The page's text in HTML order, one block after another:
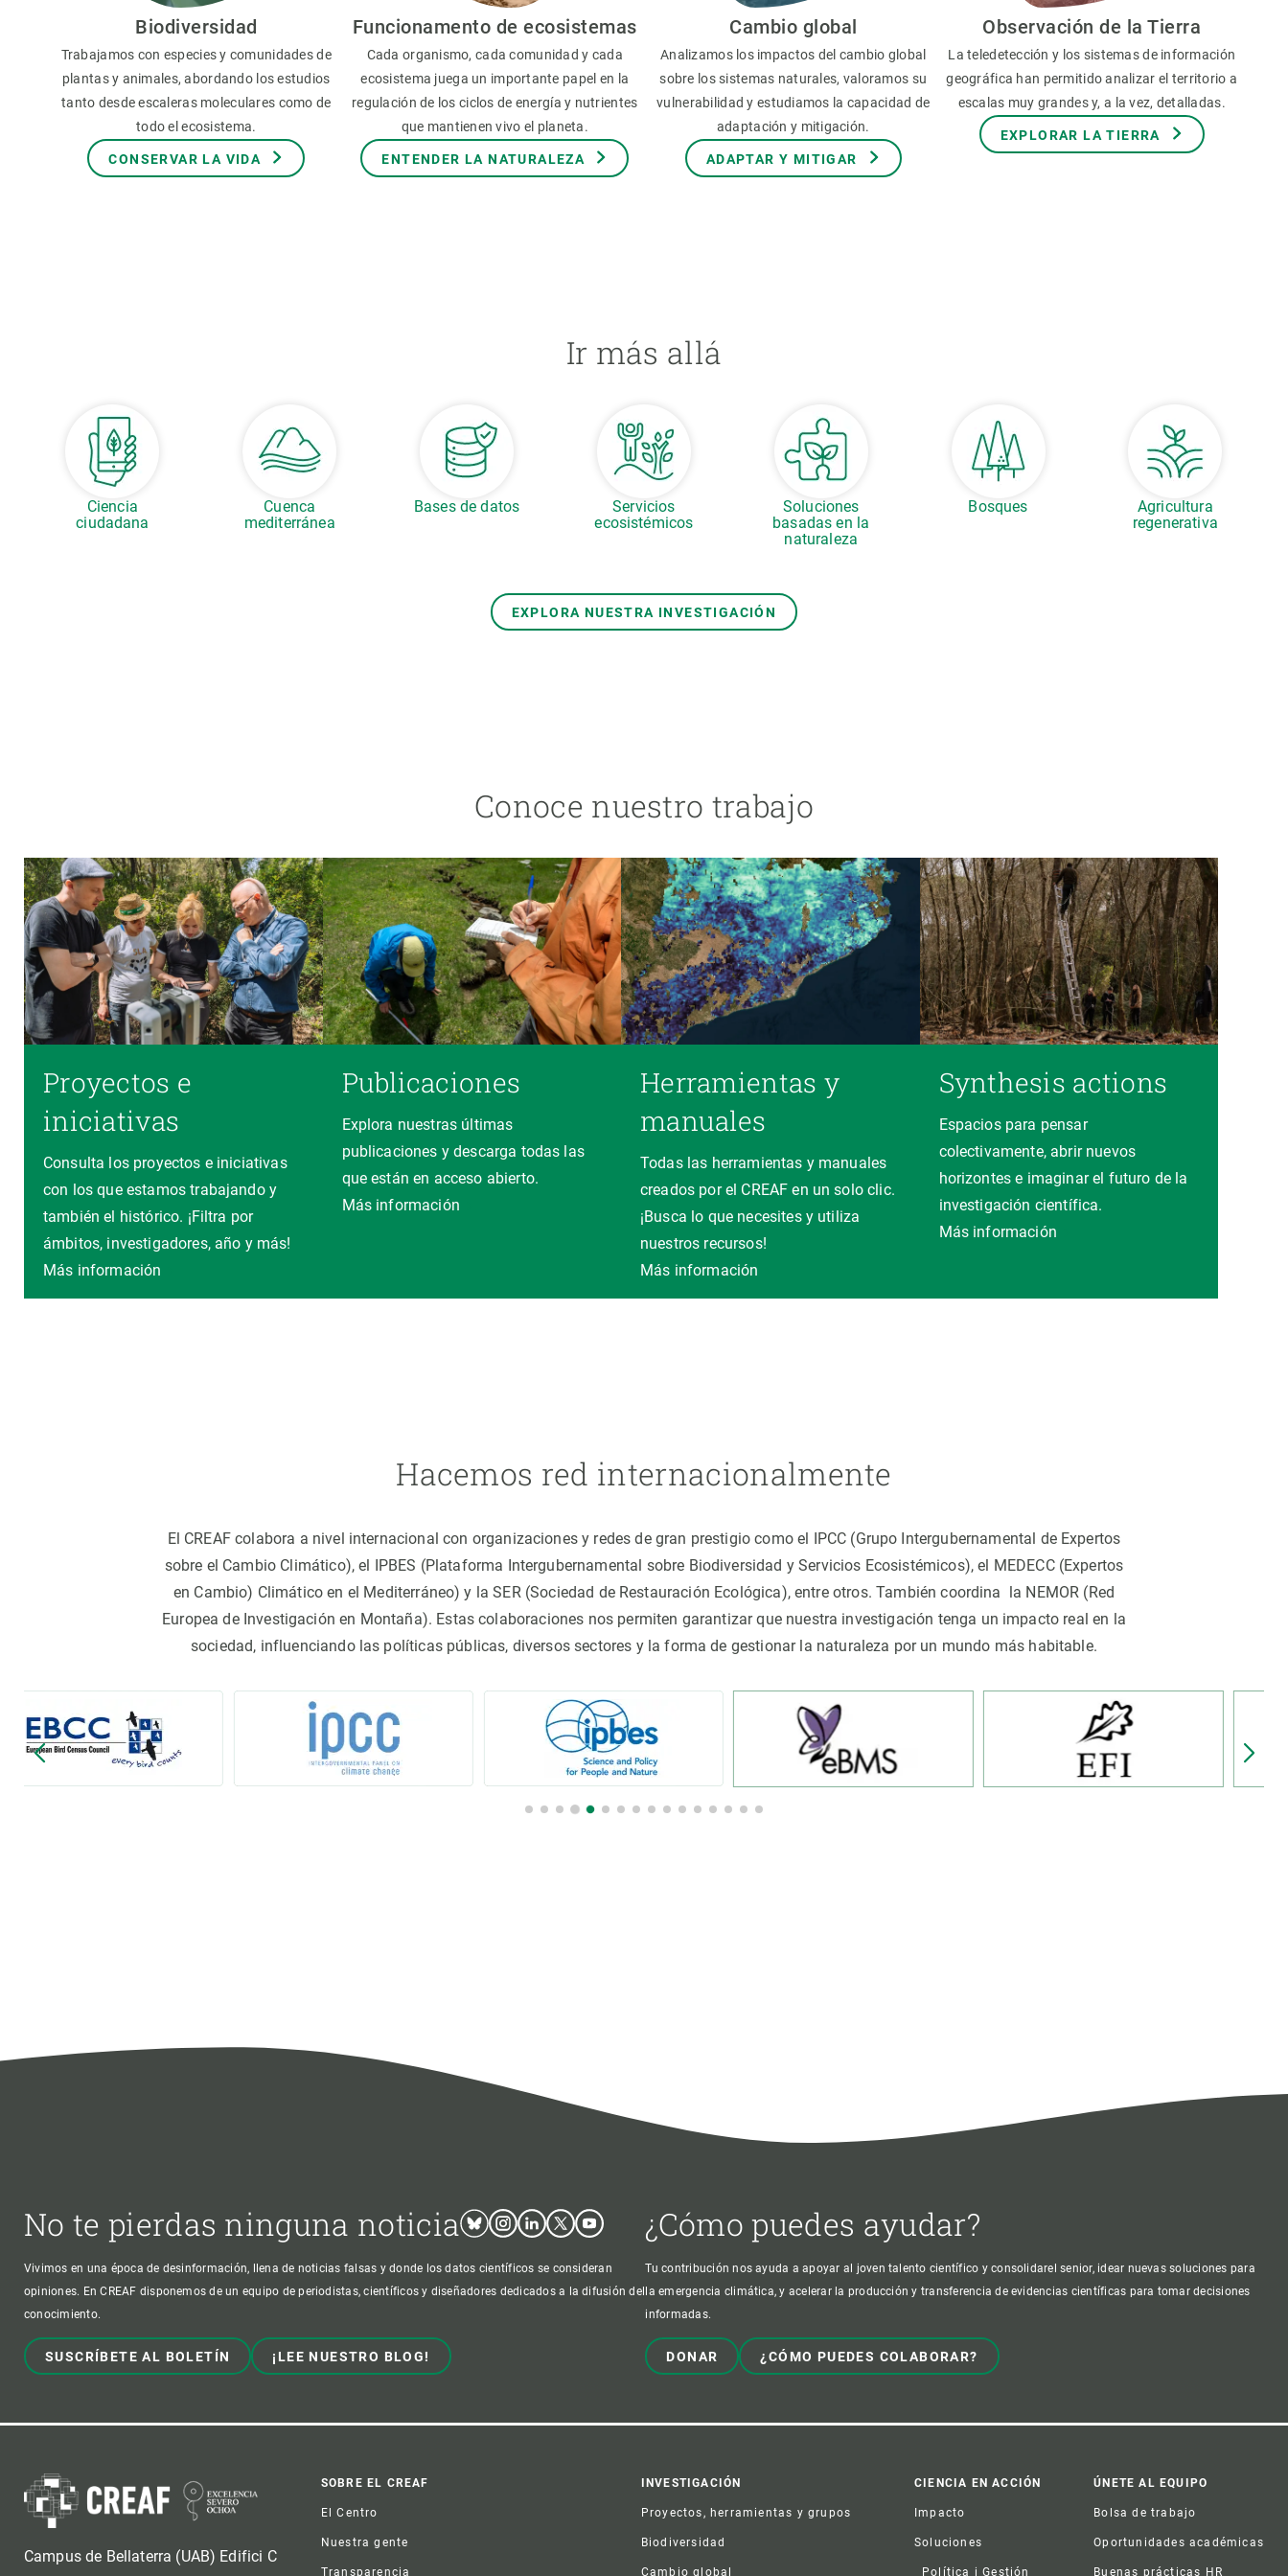
Biodiversidad
Trabajamos con especies y comunidades de
plantas y animales, abordando los estudios
tanto desde escaleras moleculares como de
todo el ecosistema.
CONSERVAR LA VIDA
Funcionamento de ecosistemas
Cada organismo, cada comunidad y cada
ecosistema juega un importante papel en la
regulación de los ciclos de energía y nutrientes
que mantienen vivo el planeta.
ENTENDER LA NATURALEZA
Cambio global
Analizamos los impactos del cambio global
sobre los sistemas naturales, valoramos su
vulnerabilidad y estudiamos la capacidad de
adaptación y mitigación.
ADAPTAR Y MITIGAR
Observación de la Tierra
La teledetección y los sistemas de información
geográfica han permitido analizar el territorio a
escalas muy grandes y, a la vez, detalladas.
EXPLORAR LA TIERRA
Ir más allá
Ciencia
ciudadana
Cuenca
mediterránea
Bases de datos
Servicios
ecosistémicos
Soluciones
basadas en la
naturaleza
Bosques
Agricultura
regenerativa
EXPLORA NUESTRA INVESTIGACIÓN
Conoce nuestro trabajo
Proyectos e
iniciativas
Consulta los proyectos e iniciativas
con los que estamos trabajando y
también el histórico. ¡Filtra por
ámbitos, investigadores, año y más!
Más información
Publicaciones
Explora nuestras últimas
publicaciones y descarga todas las
que están en acceso abierto.
Más información
Herramientas y
manuales
Todas las herramientas y manuales
creados por el CREAF en un solo clic.
¡Busca lo que necesites y utiliza
nuestros recursos!
Más información
Synthesis actions
Espacios para pensar
colectivamente, abrir nuevos
horizontes e imaginar el futuro de la
investigación científica.
Más información
Hacemos red internacionalmente
El CREAF colabora a nivel internacional con organizaciones y redes de gran prestigio como el IPCC (Grupo Intergubernamental de Expertos
sobre el Cambio Climático), el IPBES (Plataforma Intergubernamental sobre Biodiversidad y Servicios Ecosistémicos), el MEDECC (Expertos
en Cambio) Climático en el Mediterráneo) y la SER (Sociedad de Restauración Ecológica), entre otros. También coordina la NEMOR (Red
Europea de Investigación en Montaña). Estas colaboraciones nos permiten garantizar que nuestra investigación tenga un impacto real en la
sociedad, influenciando las políticas públicas, diversos sectores y la forma de gestionar la naturaleza por un mundo más habitable.
No te pierdas ninguna noticiaBlueskyInstagram
LinkedinTwitterYoutube
Vivimos en una época de desinformación, llena de noticias falsas y donde los datos científicos se consideran
opiniones. En CREAF disponemos de un equipo de periodistas, científicos y diseñadores dedicados a la difusión del
conocimiento.
SUSCRÍBETE AL BOLETÍN ¡LEE NUESTRO BLOG!
¿Cómo puedes ayudar?
Tu contribución nos ayuda a apoyar al joven talento científico y consolidarel senior, idear nuevas soluciones para
la emergencia climática, y acelerar la producción y transferencia de evidencias científicas para tomar decisiones
informadas.
DONAR ¿CÓMO PUEDES COLABORAR?
Campus de Bellaterra (UAB) Edifici C
Footer
SOBRE EL CREAF
El Centro
Nuestra gente
Transparencia
INVESTIGACIÓN
Proyectos, herramientas y grupos
Biodiversidad
Cambio global
CIENCIA EN ACCIÓN
Impacto
Soluciones
Política i Gestión
ÚNETE AL EQUIPO
Bolsa de trabajo
Oportunidades académicas
Buenas prácticas HR
Observación de la Tierra